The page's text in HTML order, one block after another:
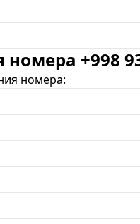
+998
номера: